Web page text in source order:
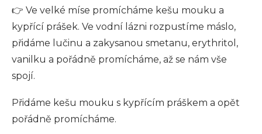
👉 Ve velké míse promícháme kešu mouku a
kypřící prášek. Ve vodní lázni rozpustíme máslo,
přidáme lučinu a zakysanou smetanu, erythritol,
vanilku a pořádně promícháme, až se nám vše
spojí.
Přidáme kešu mouku s kypřícím práškem a opět
pořádně promícháme.